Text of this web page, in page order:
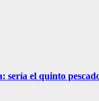
el quinto